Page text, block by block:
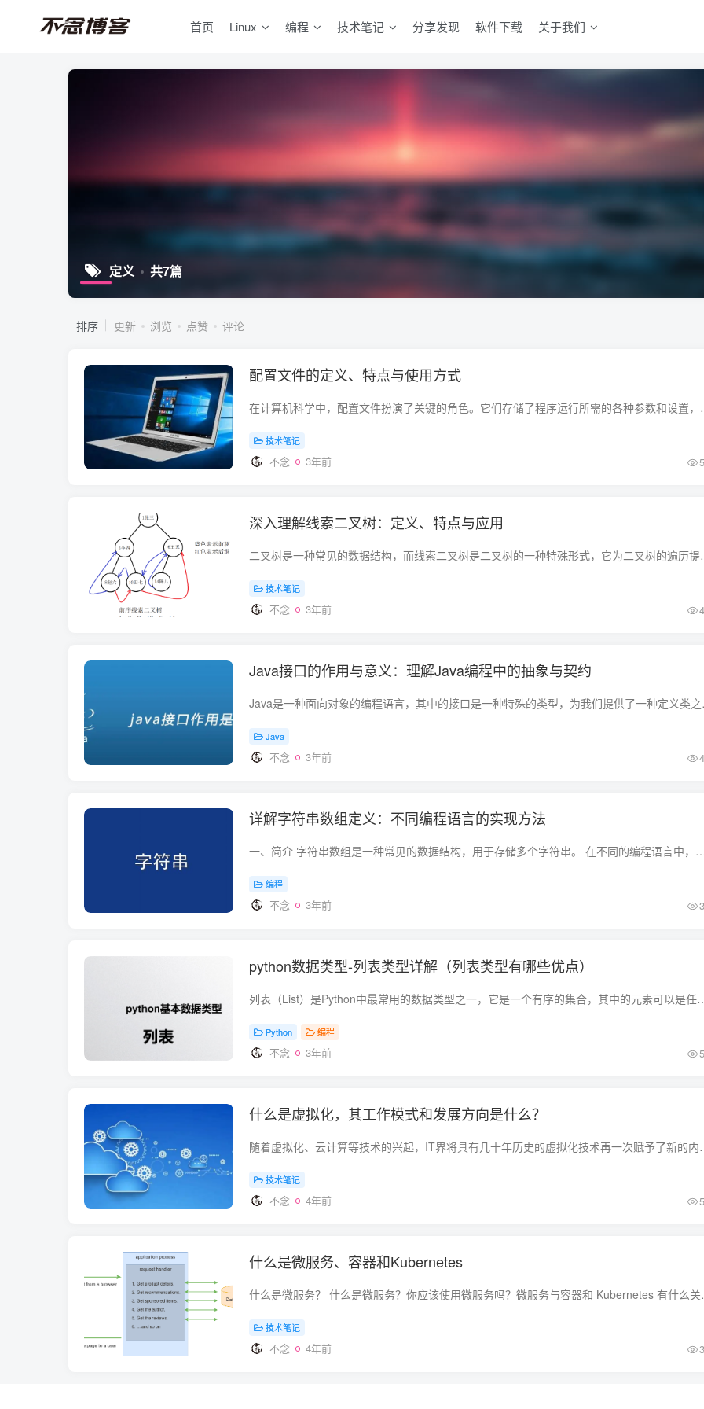
首页 Linux 编程 技术笔记 分享发现 软件下载 关于我们
定义 共7篇
排序 更新 浏览 点赞 评论
配置文件的定义、特点与使用方式
在计算机科学中，配置文件扮演了关键的
技术笔记
不念 3年前
深入理解线索二叉树：定义、特点与应用
二叉树是一种常见的数据结构，而线索二
技术笔记
不念 3年前
Java接口的作用与意义：理解Java编程中的抽象与契约
Java是一种面向对象的编
Java
不念 3年前
详解字符串数组定义：不同编程语言的实现方法
一、简介 字符串数组是一种常见的数据结构，用于存储多个字符串。 在不同的编程语言中，字符串数组的定义和使用
编程
不念 3年前
python数据类型-列表类型详解（列表类型有哪些优点）
列表（List）是Python中最常用的数据类型之一，它是一个有序的集合，其中的元
Python 编程
不念 3年前
什么是虚拟化，其工作模式和发展方向是什么？
随着虚拟化、云计算等技术的兴起，IT界将具有几
技术笔记
不念 4年前
什么是微服务、容器和Kubernetes
什么是微服务？ 什么是微服务？
技术笔记
不念 4年前